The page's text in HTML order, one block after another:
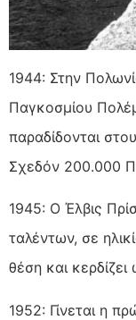
1944: Στην
Παγκοσμίου
παραδίδονται
Σχεδόν 200.000
1945: Ο Έλβις
ταλέντων, σε
θέση και
1952: Γίνεται η